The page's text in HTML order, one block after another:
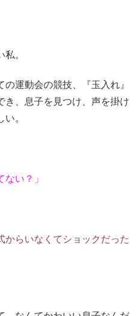
。
運動会の競技、『玉入れ』
き、息子を見つけ、声を掛け
。
ない？」
からいなくてショックだった